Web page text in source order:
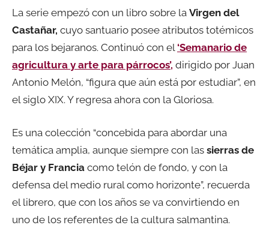
La serie empezó con un libro sobre la Virgen del
Castañar, cuyo santuario posee atributos totémicos
para los bejaranos. Continuó con el ‘Semanario de
agricultura y arte para párrocos’, dirigido por Juan
Antonio Melón, “figura que aún está por estudiar”, en
el siglo XIX. Y regresa ahora con la Gloriosa.
Es una colección “concebida para abordar una
temática amplia, aunque siempre con las sierras de
Béjar y Francia como telón de fondo, y con la
defensa del medio rural como horizonte”, recuerda
el librero, que con los años se va convirtiendo en
uno de los referentes de la cultura salmantina.